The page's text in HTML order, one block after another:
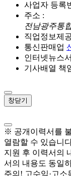
사업자 등록
주소 :
전남광주통
직업정보제
통신판매업
인터넷뉴스
기사배열 책
창닫기
※ 공개이력서를
열람할 수 있습니
지원 후 이력서의
서의 내용도 동일
주의! 고수익·고소